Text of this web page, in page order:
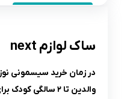
ساک لوازم next
در زمان خرید سیسمونی
والدین تا ۲ سالگی کودک برای خروج از منزل، نیاز به لوازم گوناگونی مانند